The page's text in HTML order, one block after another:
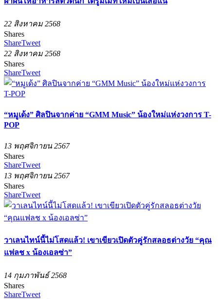
22 สิงหาคม 2568
Shares
ShareTweet
22 สิงหาคม 2568
Shares
ShareTweet
“หมูเด้ง” ศิลปินจากค่าย “GMM Music” น้องใหม่แห่งวงการ T-
POP
13 พฤศจิกายน 2567
Shares
ShareTweet
13 พฤศจิกายน 2567
Shares
ShareTweet
วาเลนไทน์นี้ไม่โสดแล้ว! เขาเขียวเปิดตัวคู่รักสลอธต่างวัย “คุณ
แฟลช x น้องเอลซ่า”
14 กุมภาพันธ์ 2568
Shares
ShareTweet